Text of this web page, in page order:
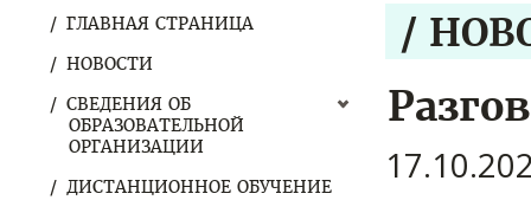
ГЛАВНАЯ СТРАНИЦА
НОВОСТИ
СВЕДЕНИЯ ОБ
ОБРАЗОВАТЕЛЬНОЙ
ОРГАНИЗАЦИИ
ДИСТАНЦИОННОЕ ОБУЧЕНИЕ
/